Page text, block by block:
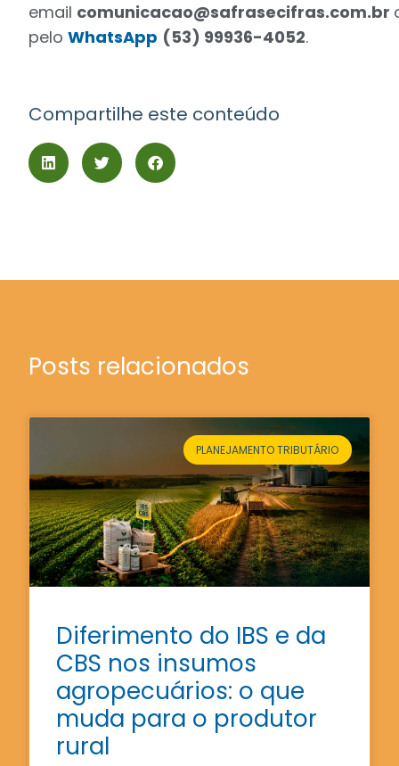
email comunicacao@safrasecifras.com.br
peloWhatsApp (53) 99936-4052.
Compartilhe este conteúdo
Posts relacionados
PLANEJAMENTO TRIBUTÁRIO
Diferimento do IBS e da
CBS nos insumos
agropecuários: o que
muda para o produtor
rural